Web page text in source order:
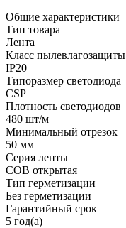
Общие характеристики
Тип товара
Лента
Класс пылевлагозащиты
IP20
Типоразмер светодиода
CSP
Плотность светодиодов
480 шт/м
Минимальный отрезок
50 мм
Серия ленты
COB открытая
Тип герметизации
Без герметизации
Гарантийный срок
5 год(а)